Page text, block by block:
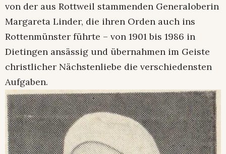
von der aus Rottweil stammenden Generaloberin
Margareta Linder, die ihren Orden auch ins
Rottenmünster führte – von 1901 bis 1986 in
Dietingen ansässig und übernahmen im Geiste
christlicher Nächstenliebe die verschiedensten
Aufgaben.